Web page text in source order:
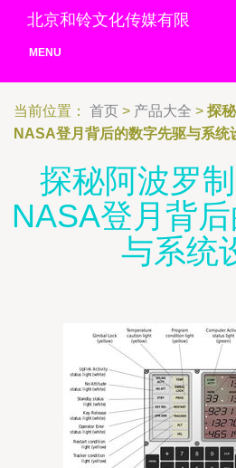
北京和铃文化传媒有限
MENU
当前位置： 首页 > 产品大全 > 探
NASA登月背后的数字先驱与系统
探秘阿波罗
NASA登月背
与系统